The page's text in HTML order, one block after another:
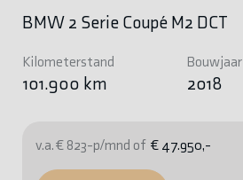
BMW 2 Serie Coupé M2 DCT
Kilometerstand
101.900 km
Bouwjaar
2018
v.a. € 823-p/mnd of € 47.950,-